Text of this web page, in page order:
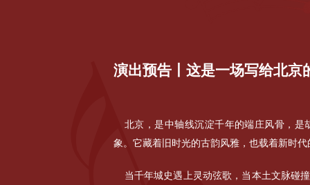
演出预告丨这是一场写给北京
北京，是中轴线沉淀千年的端庄风骨，
象。它藏着旧时光的古韵风雅，也载着新时代
当千年城史遇上灵动弦歌，当本土文脉碰